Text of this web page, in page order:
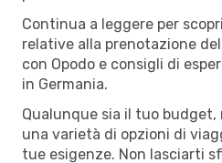
Continua a leggere per
relative alla prenotazione
con Opodo e consigli di
in Germania.
Qualunque sia il tuo budget,
una varietà di opzioni di
tue esigenze. Non lasciarti